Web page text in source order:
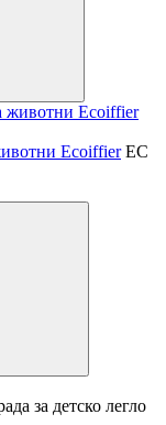
Ecoiffier EC
за детско легло